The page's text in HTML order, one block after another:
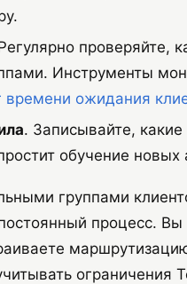
проверяйте,
Инструменты
времени ожидания
. Записывайте,
обучение новых
группами
процесс. Вы
ограничения